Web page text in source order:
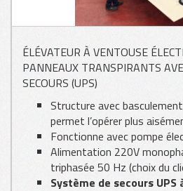
ÉLÉVATEUR À VENTOUSE
PANNEAUX TRANSPIRANTS
SECOURS (UPS)
Structure avec
permet l’opérer plus
Fonctionne avec pompe
Alimentation 220V
triphasée 50 Hz (choix du
Système de secours